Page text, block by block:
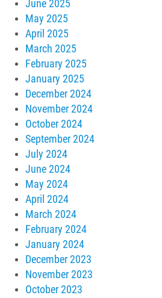
June 2025
May 2025
April 2025
March 2025
February 2025
January 2025
December 2024
November 2024
October 2024
September 2024
July 2024
June 2024
May 2024
April 2024
March 2024
February 2024
January 2024
December 2023
November 2023
October 2023